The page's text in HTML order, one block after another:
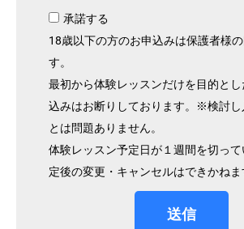
承諾する
18歳以下の方のお申込みは保護者様
す。
最初から体験レッスンだけを目的とし
込みはお断りしております。※検討し
とは問題ありません。
体験レッスン予定日が１週間を切っ
定後の変更・キャンセルはできかねま
送信